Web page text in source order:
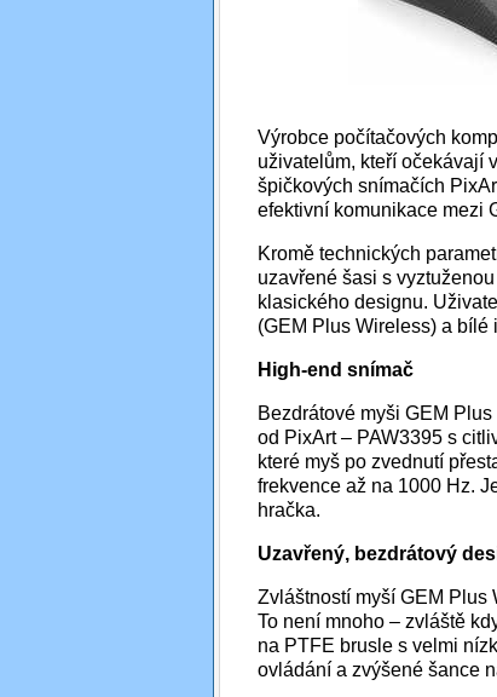
Výrobce počítačových
uživatelům, kteří očekávají
špičkových snímačích
efektivní komunikace mezi
Kromě technických
uzavřené šasi s
klasického designu.
(GEM Plus Wireless) a bílé
High-end snímač
Bezdrátové myši GEM
od PixArt – PAW3395 s
které myš po zvednutí
frekvence až na 1000 Hz.
hračka.
Uzavřený, bezdrátový
Zvláštností myší GEM Plus
To není mnoho – zvláště
na PTFE brusle s velmi
ovládání a zvýšené šance